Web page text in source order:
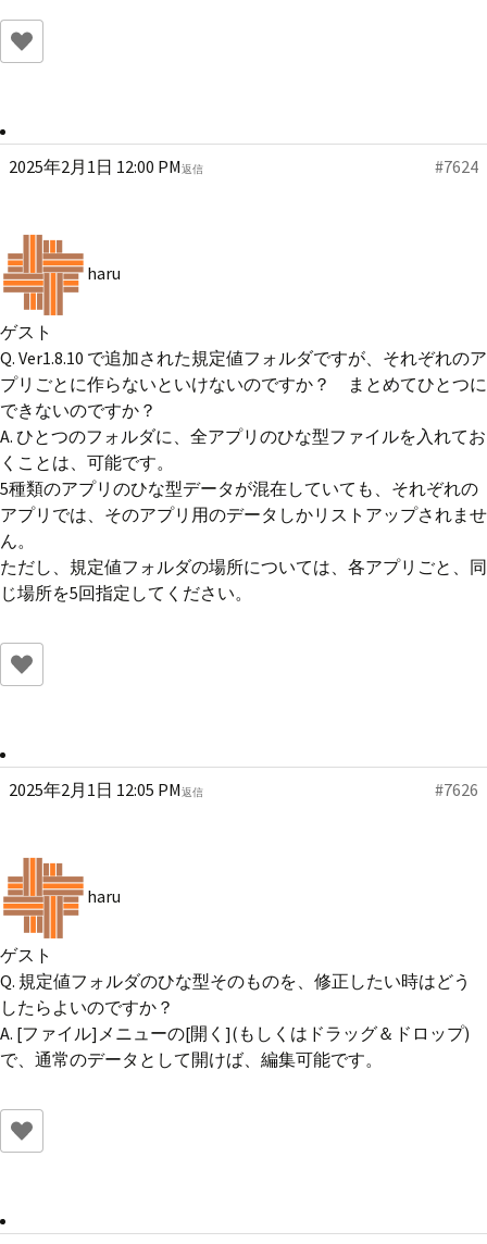
2025年2月1日 12:00 PM #7624
返信
haru
ゲスト
Q. Ver1.8.10 で追加された規定値フォルダですが、それぞれのア
プリごとに作らないといけないのですか？ まとめてひとつに
できないのですか？
A. ひとつのフォルダに、全アプリのひな型ファイルを入れてお
くことは、可能です。
5種類のアプリのひな型データが混在していても、それぞれの
アプリでは、そのアプリ用のデータしかリストアップされませ
ん。
ただし、規定値フォルダの場所については、各アプリごと、同
じ場所を5回指定してください。
2025年2月1日 12:05 PM #7626
返信
haru
ゲスト
Q. 規定値フォルダのひな型そのものを、修正したい時はどう
したらよいのですか？
A. [ファイル]メニューの[開く](もしくはドラッグ＆ドロップ)
で、通常のデータとして開けば、編集可能です。